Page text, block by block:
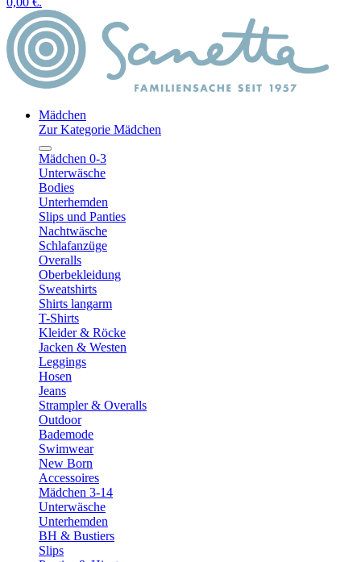
Mädchen
Zur Kategorie Mädchen
Mädchen 0-3
Unterwäsche
Bodies
Unterhemden
Slips und Panties
Nachtwäsche
Schlafanzüge
Overalls
Oberbekleidung
Sweatshirts
Shirts langarm
T-Shirts
Kleider & Röcke
Jacken & Westen
Leggings
Hosen
Jeans
Strampler & Overalls
Outdoor
Bademode
Swimwear
New Born
Accessoires
Mädchen 3-14
Unterwäsche
Unterhemden
BH & Bustiers
Slips